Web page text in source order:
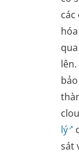
các
lý
sát